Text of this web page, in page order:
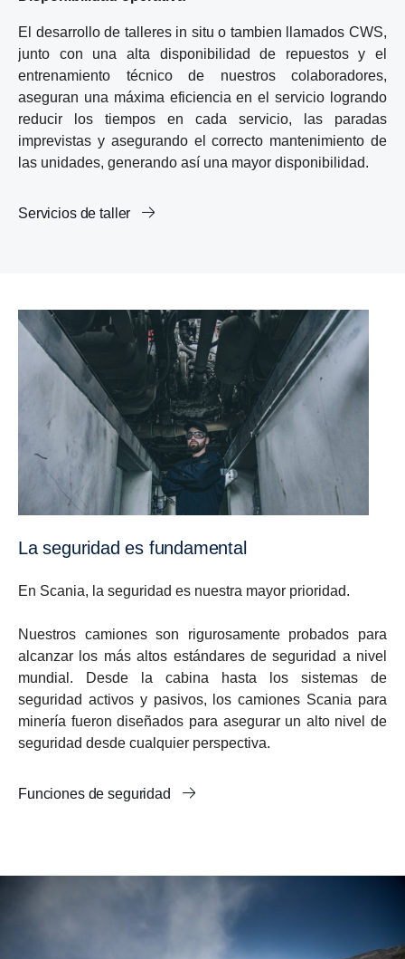
El desarrollo de talleres in situ o tambien llamados CWS,
junto con una alta disponibilidad de repuestos y el
entrenamiento técnico de nuestros colaboradores,
aseguran una máxima eficiencia en el servicio logrando
reducir los tiempos en cada servicio, las paradas
imprevistas y asegurando el correcto mantenimiento de
las unidades, generando así una mayor disponibilidad.
Servicios de taller
La seguridad es fundamental
En Scania, la seguridad es nuestra mayor prioridad.
Nuestros camiones son rigurosamente probados para
alcanzar los más altos estándares de seguridad a nivel
mundial. Desde la cabina hasta los sistemas de
seguridad activos y pasivos, los camiones Scania para
minería fueron diseñados para asegurar un alto nivel de
seguridad desde cualquier perspectiva.
Funciones de seguridad